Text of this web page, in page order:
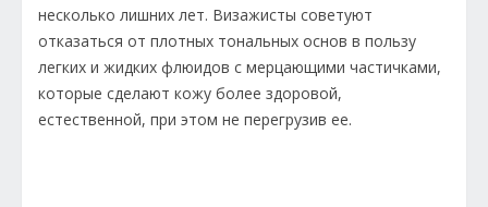
несколько лишних лет. Визажисты советуют
отказаться от плотных тональных основ в пользу
легких и жидких флюидов с мерцающими частичками,
которые сделают кожу более здоровой,
естественной, при этом не перегрузив ее.